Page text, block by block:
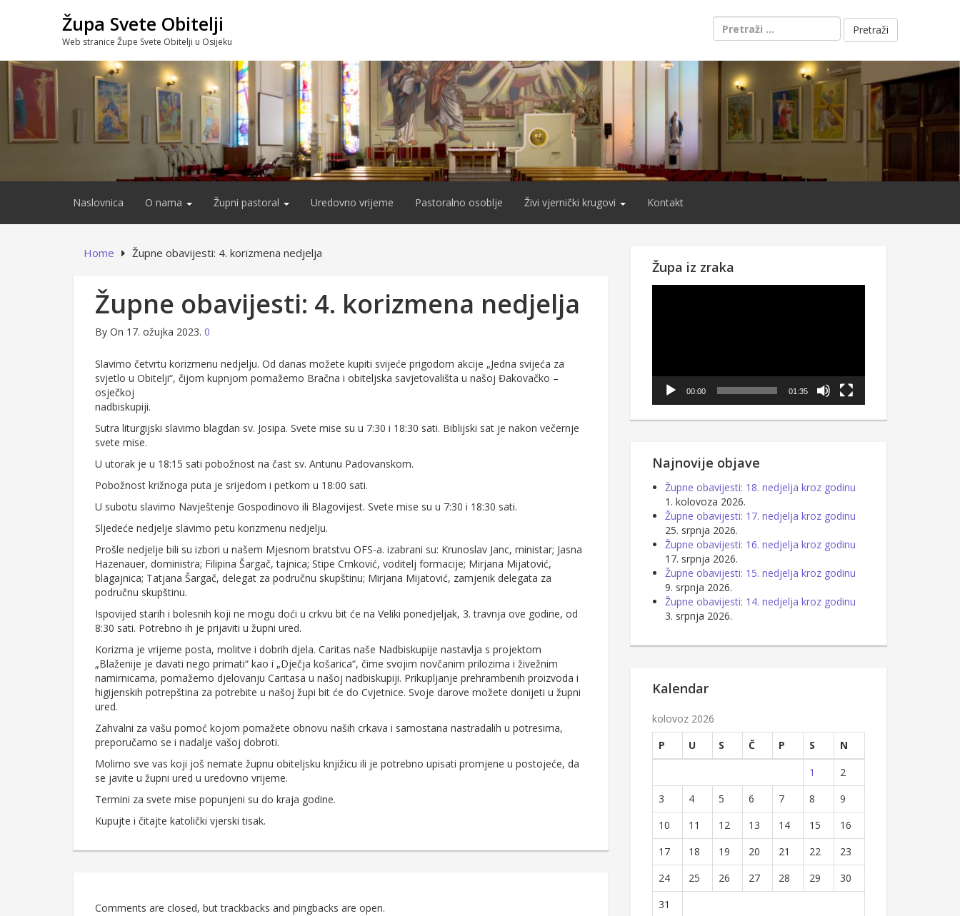
Župa Svete Obitelji
Web stranice Župe Svete Obitelji u Osijeku
Pretraži:
Naslovnica O nama Župni pastoral Uredovno vrijeme Pastoralno osoblje Živi vjernički krugovi Kontakt
Home Župne obavijesti: 4. korizmena nedjelja
Župne obavijesti: 4. korizmena nedjelja
By On 17. ožujka 2023. 0
Slavimo četvrtu korizmenu nedjelju. Od danas možete kupiti svijeće prigodom akcije „Jedna svijeća za
svjetlo u Obitelji“, čijom kupnjom pomažemo Bračna i obiteljska savjetovališta u našoj Đakovačko –
osječkoj
nadbiskupiji.
Sutra liturgijski slavimo blagdan sv. Josipa. Svete mise su u 7:30 i 18:30 sati. Biblijski sat je nakon večernje
svete mise.
U utorak je u 18:15 sati pobožnost na čast sv. Antunu Padovanskom.
Pobožnost križnoga puta je srijedom i petkom u 18:00 sati.
U subotu slavimo Navještenje Gospodinovo ili Blagovijest. Svete mise su u 7:30 i 18:30 sati.
Sljedeće nedjelje slavimo petu korizmenu nedjelju.
Prošle nedjelje bili su izbori u našem Mjesnom bratstvu OFS-a. izabrani su: Krunoslav Janc, ministar; Jasna
Hazenauer, doministra; Filipina Šargač, tajnica; Stipe Crnković, voditelj formacije; Mirjana Mijatović,
blagajnica; Tatjana Šargač, delegat za područnu skupštinu; Mirjana Mijatović, zamjenik delegata za
područnu skupštinu.
Ispovijed starih i bolesnih koji ne mogu doći u crkvu bit će na Veliki ponedjeljak, 3. travnja ove godine, od
8:30 sati. Potrebno ih je prijaviti u župni ured.
Korizma je vrijeme posta, molitve i dobrih djela. Caritas naše Nadbiskupije nastavlja s projektom
„Blaženije je davati nego primati“ kao i „Dječja košarica“, čime svojim novčanim prilozima i živežnim
namirnicama, pomažemo djelovanju Caritasa u našoj nadbiskupiji. Prikupljanje prehrambenih proizvoda i
higijenskih potrepština za potrebite u našoj župi bit će do Cvjetnice. Svoje darove možete donijeti u župni
ured.
Zahvalni za vašu pomoć kojom pomažete obnovu naših crkava i samostana nastradalih u potresima,
preporučamo se i nadalje vašoj dobroti.
Molimo sve vas koji još nemate župnu obiteljsku knjižicu ili je potrebno upisati promjene u postojeće, da
se javite u župni ured u uredovno vrijeme.
Termini za svete mise popunjeni su do kraja godine.
Kupujte i čitajte katolički vjerski tisak.
Comments are closed, but trackbacks and pingbacks are open.
Župa iz zraka
00:00 01:35
Najnovije objave
Župne obavijesti: 18. nedjelja kroz godinu
1. kolovoza 2026.
Župne obavijesti: 17. nedjelja kroz godinu
25. srpnja 2026.
Župne obavijesti: 16. nedjelja kroz godinu
17. srpnja 2026.
Župne obavijesti: 15. nedjelja kroz godinu
9. srpnja 2026.
Župne obavijesti: 14. nedjelja kroz godinu
3. srpnja 2026.
Kalendar
kolovoz 2026
P
U S Č P S
N
1
2
3
4 5 6 7 8
9
10
11 12 13 14 15
16
17
18 19 20 21 22
23
24
25 26 27 28 29
30
31